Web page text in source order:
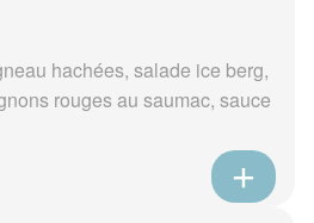
hachées, salade ice berg,
rouges au saumac, sauce